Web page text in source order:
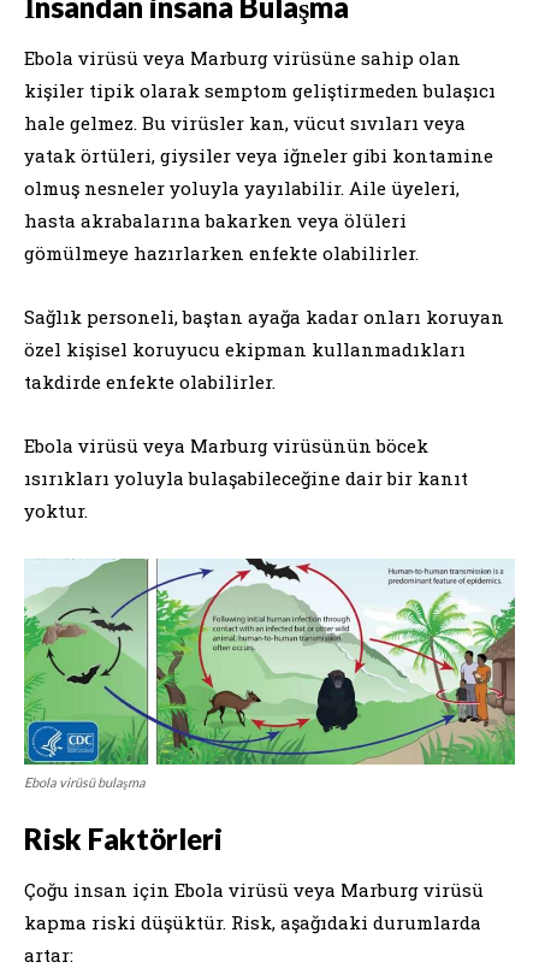
Ebola virüsü veya Marburg virüsüne sahip olan
kişiler tipik olarak semptom geliştirmeden bulaşıcı
hale gelmez. Bu virüsler kan, vücut sıvıları veya
yatak örtüleri, giysiler veya iğneler gibi kontamine
olmuş nesneler yoluyla yayılabilir. Aile üyeleri,
hasta akrabalarına bakarken veya ölüleri
gömülmeye hazırlarken enfekte olabilirler.
Sağlık personeli, baştan ayağa kadar onları koruyan
özel kişisel koruyucu ekipman kullanmadıkları
takdirde enfekte olabilirler.
Ebola virüsü veya Marburg virüsünün böcek
ısırıkları yoluyla bulaşabileceğine dair bir kanıt
yoktur.
Ebola virüsü bulaşma
Risk Faktörleri
Çoğu insan için Ebola virüsü veya Marburg virüsü
kapma riski düşüktür. Risk, aşağıdaki durumlarda
artar: